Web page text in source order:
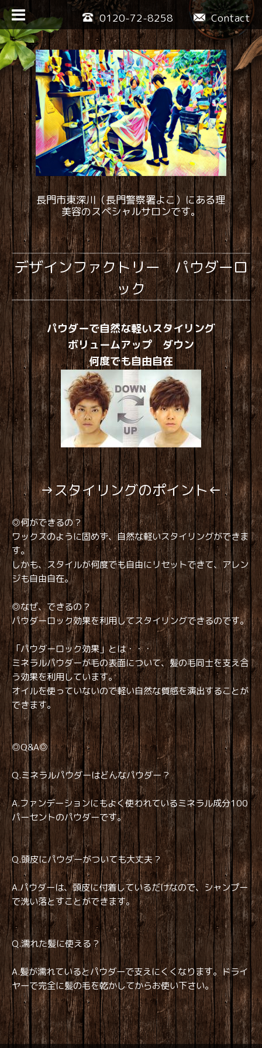
Contact
0120-72-8258
長門市東深川（長門警察署よこ）にある理
美容のスペシャルサロンです。
デザインファクトリー パウダーロ
ック
パウダーで自然な軽いスタイリング
ボリュームアップ ダウン
何度でも自由自在
→スタイリングのポイント←
◎何ができるの？
ワックスのように固めず、自然な軽いスタイリングができま
す。
しかも、スタイルが何度でも自由にリセットできて、アレン
ジも自由自在。
◎なぜ、できるの？
パウダーロック効果を利用してスタイリングできるのです。
「パウダーロック効果」とは・・・
ミネラルパウダーが毛の表面について、髪の毛同士を支え合
う効果を利用しています。
オイルを使っていないので軽い自然な質感を演出することが
できます。
◎Q&A◎
Q.ミネラルパウダーはどんなパウダー？
A.ファンデーションにもよく使われているミネラル成分100
パーセントのパウダーです。
Q.頭皮にパウダーがついても大丈夫？
A.パウダーは、頭皮に付着しているだけなので、シャンプー
で洗い落とすことができます。
Q.濡れた髪に使える？
A.髪が濡れているとパウダーで支えにくくなります。ドライ
ヤーで完全に髪の毛を乾かしてからお使い下さい。